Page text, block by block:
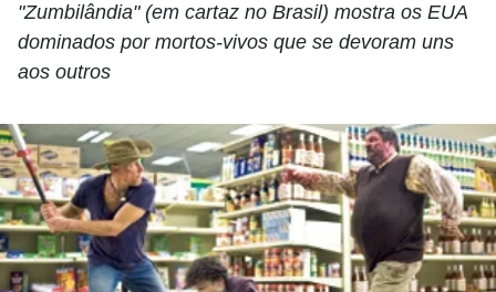
"Zumbilândia" (em cartaz no Brasil) mostra os EUA
dominados por mortos-vivos que se devoram uns
aos outros